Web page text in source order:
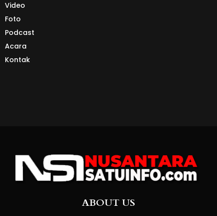
Video
Foto
Podcast
Acara
Kontak
ABOUT US